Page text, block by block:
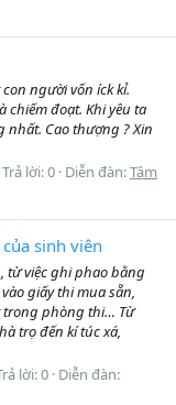
người vốn íck kỉ.
đoạt. Khi yêu ta
Cao thượng ? Xin
Trả lời: 0 Diễn đàn:Tâm
sinh viên
từ việc ghi phao bằng
giấy thi mua sẵn,
trong phòng thi… Từ
trọ đến kí túc xá,
lời: 0 Diễn đàn: